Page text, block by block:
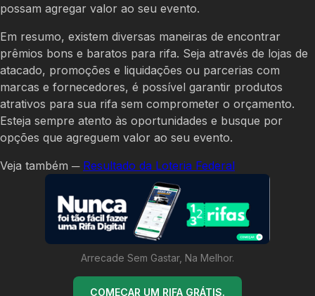
possam agregar valor ao seu evento.
Em resumo, existem diversas maneiras de encontrar
prêmios bons e baratos para rifa. Seja através de lojas de
atacado, promoções e liquidações ou parcerias com
marcas e fornecedores, é possível garantir produtos
atrativos para sua rifa sem comprometer o orçamento.
Esteja sempre atento às oportunidades e busque por
opções que agreguem valor ao seu evento.
Veja também ─ Resultado da Loteria Federal
Arrecade Sem Gastar, Na Melhor.
COMEÇAR UM RIFA GRÁTIS.